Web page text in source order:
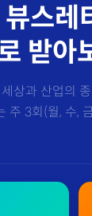
스레
받아
상과 산업의
주 3회(월, 수,